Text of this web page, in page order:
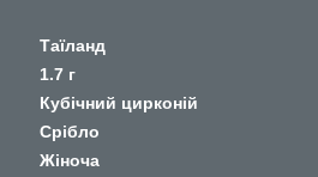
Таїланд
1.7 г
Кубічний цирконій
Срібло
Жіноча